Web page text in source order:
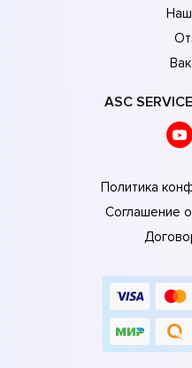
Наш
ASC
Политика
Соглашение